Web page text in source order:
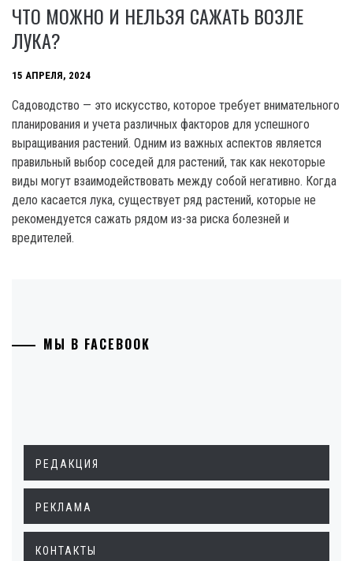
ЧТО МОЖНО И НЕЛЬЗЯ САЖАТЬ ВОЗЛЕ
ЛУКА?
15 АПРЕЛЯ, 2024
Садоводство — это искусство, которое требует внимательного
планирования и учета различных факторов для успешного
выращивания растений. Одним из важных аспектов является
правильный выбор соседей для растений, так как некоторые
виды могут взаимодействовать между собой негативно. Когда
дело касается лука, существует ряд растений, которые не
рекомендуется сажать рядом из-за риска болезней и
вредителей.
МЫ В FACEBOOK
РЕДАКЦИЯ
РЕКЛАМА
КОНТАКТЫ